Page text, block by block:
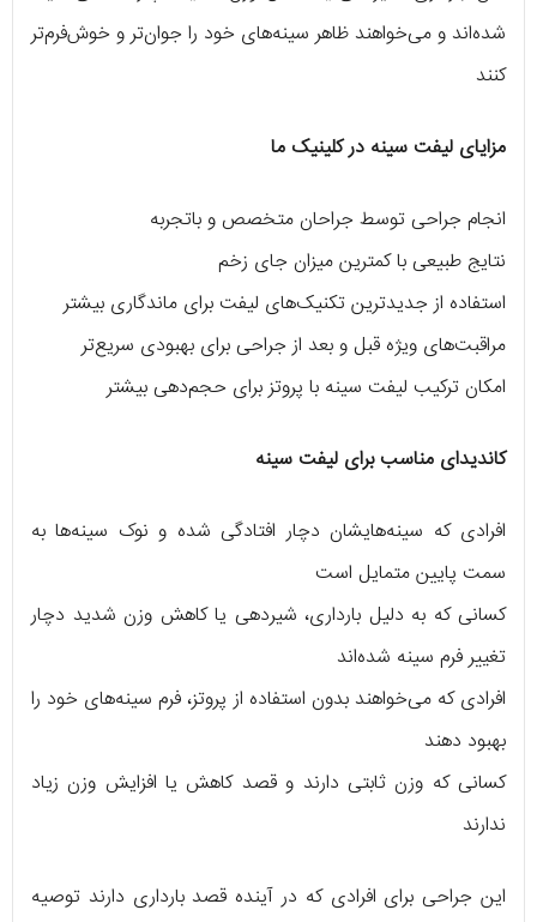
شده‌اند و می‌خواهند ظاهر سینه‌های خود را جوان‌تر و خوش‌فرم‌تر
کنند
مزایای لیفت سینه در کلینیک ما
انجام جراحی توسط جراحان متخصص و باتجربه
نتایج طبیعی با کمترین میزان جای زخم
استفاده از جدیدترین تکنیک‌های لیفت برای ماندگاری بیشتر
مراقبت‌های ویژه قبل و بعد از جراحی برای بهبودی سریع‌تر
امکان ترکیب لیفت سینه با پروتز برای حجم‌دهی بیشتر
کاندیدای مناسب برای لیفت سینه
افرادی که سینه‌هایشان دچار افتادگی شده و نوک سینه‌ها به
سمت پایین متمایل است
کسانی که به دلیل بارداری، شیردهی یا کاهش وزن شدید دچار
تغییر فرم سینه شده‌اند
افرادی که می‌خواهند بدون استفاده از پروتز، فرم سینه‌های خود را
بهبود دهند
کسانی که وزن ثابتی دارند و قصد کاهش یا افزایش وزن زیاد
ندارند
این جراحی برای افرادی که در آینده قصد بارداری دارند توصیه